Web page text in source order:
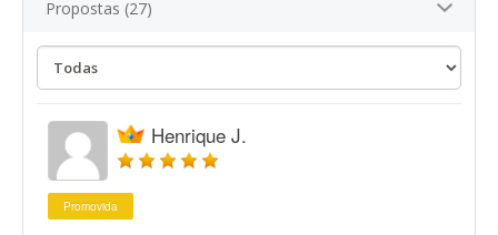
Propostas (27)
Henrique J.
Promovida